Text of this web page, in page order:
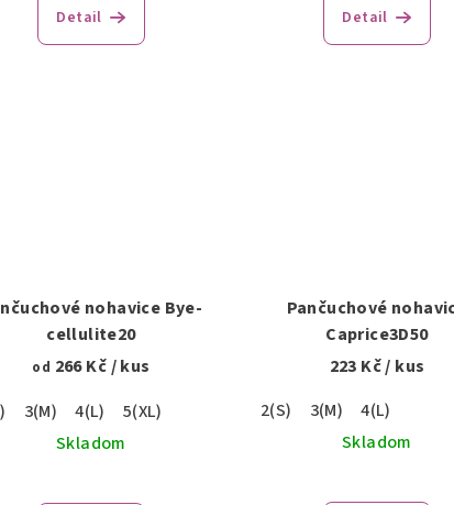
Detail Detail
nohavice Bye-
cellulite20
od 266 Kč/ kus
3(M) 4(L)
5(XL)
Skladom
Pančuchové
Caprice3D50
223 Kč/ kus
2(S)
3(M)
4(L)
Skladom